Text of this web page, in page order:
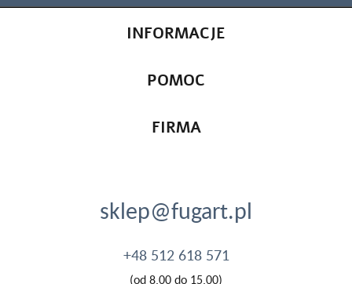
INFORMACJE
POMOC
FIRMA
sklep@fugart.pl
+48 512 618 571
(od 8.00 do 15.00)